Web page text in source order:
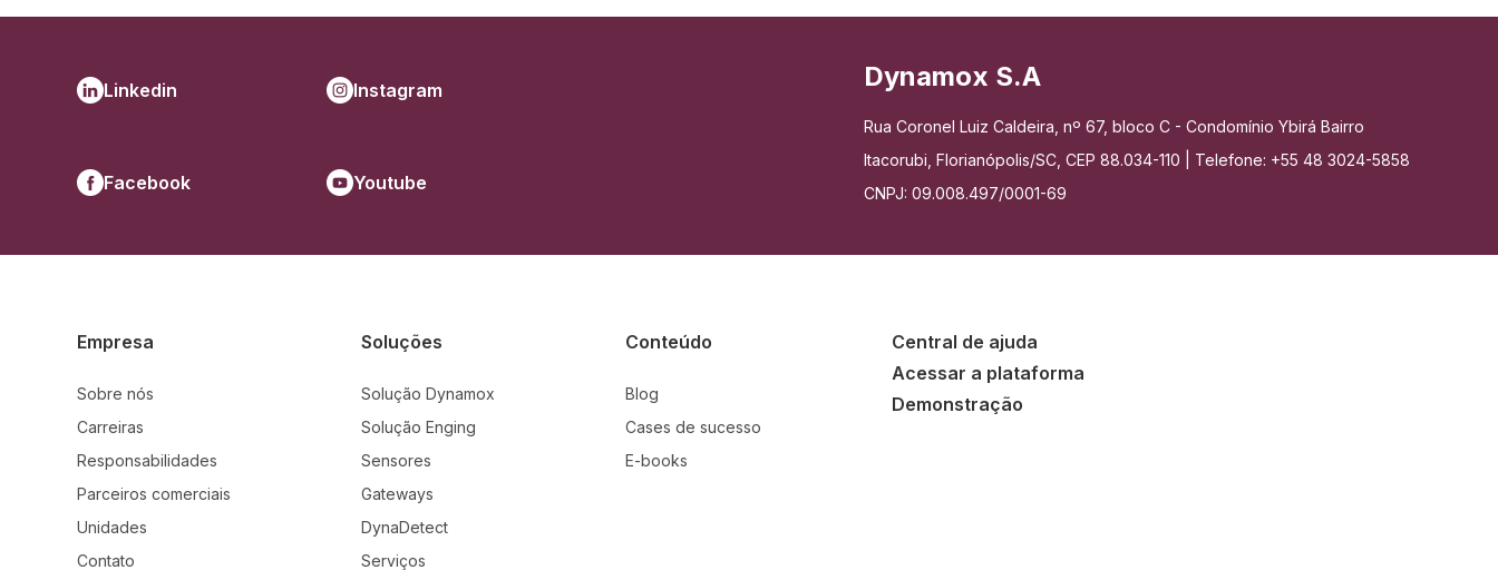
Linkedin Instagram
Facebook Youtube
Dynamox S.A
Rua Coronel Luiz Caldeira, nº 67, bloco C - Condomínio Ybirá Bairro
Itacorubi, Florianópolis/SC, CEP 88.034-110 | Telefone: +55 48 3024-5858
CNPJ: 09.008.497/0001-69
Empresa
Sobre nós
Carreiras
Responsabilidades
Parceiros comerciais
Unidades
Contato
Soluções
Solução Dynamox
Solução Enging
Sensores
Gateways
DynaDetect
Serviços
Conteúdo
Blog
Cases de sucesso
E-books
Central de ajuda
Acessar a plataforma
Demonstração